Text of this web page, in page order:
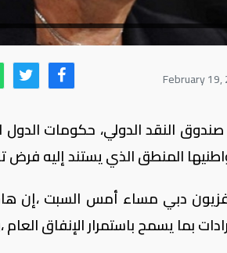
النقد الدولي، حكومات الدول
المنطق الذي يستند إليه فرض
دبي مساء أمس السبت ،إن
بما يسمح باستمرار الإنفاق